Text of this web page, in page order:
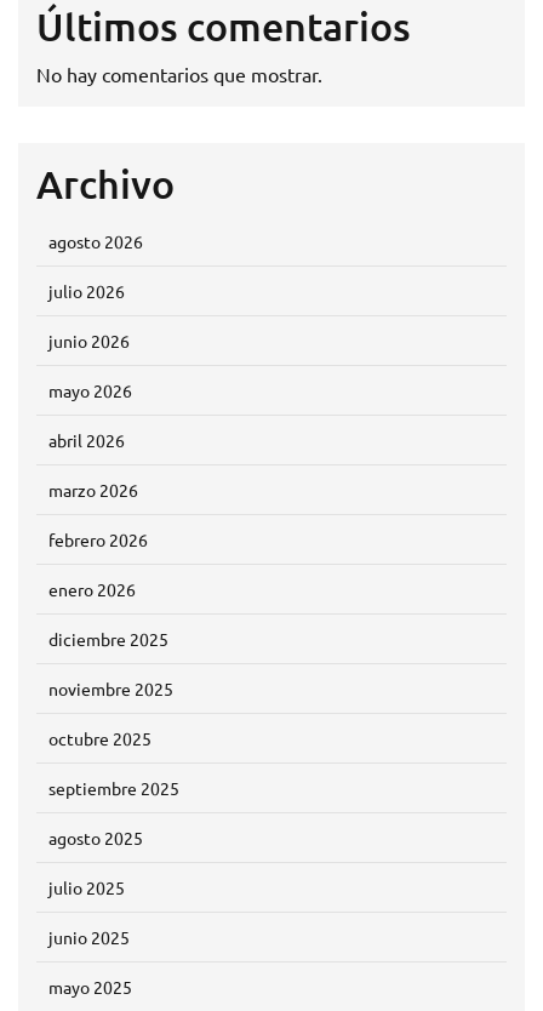
Últimos comentarios
No hay comentarios que mostrar.
Archivo
agosto 2026
julio 2026
junio 2026
mayo 2026
abril 2026
marzo 2026
febrero 2026
enero 2026
diciembre 2025
noviembre 2025
octubre 2025
septiembre 2025
agosto 2025
julio 2025
junio 2025
mayo 2025